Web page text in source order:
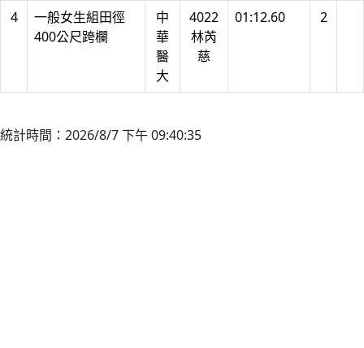
4
一般女生組田徑
400公尺跨欄
中
華
醫
大
4022
林芮
慈
01:12.60 2
統計時間：2026/8/7 下午 09:40:35